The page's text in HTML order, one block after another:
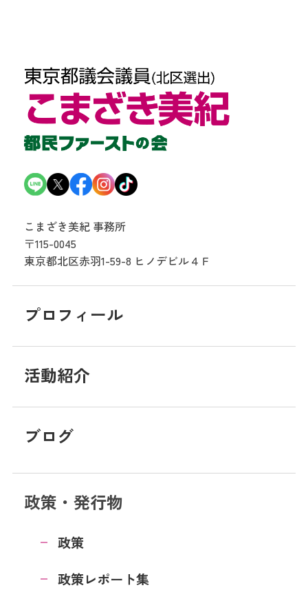
こまざき美紀 事務所
〒115-0045
東京都北区赤羽1-59-8 ヒノデビル４Ｆ
プロフィール
活動紹介
ブログ
政策・発行物
政策
政策レポート集